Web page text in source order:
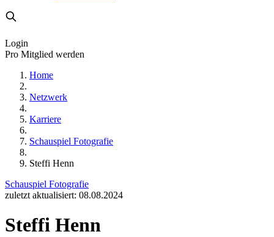
Login
Pro Mitglied werden
Home
Netzwerk
Karriere
Schauspiel Fotografie
Steffi Henn
Schauspiel Fotografie
zuletzt aktualisiert: 08.08.2024
Steffi Henn